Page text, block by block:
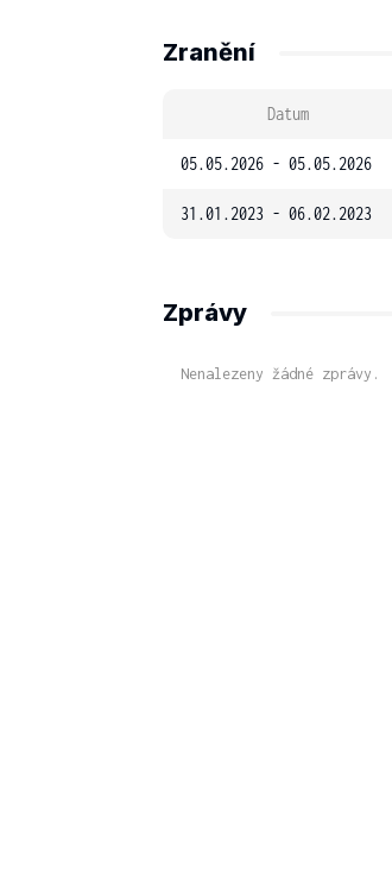
Zranění
Datum
05.05.2026 - 05.05.2026
31.01.2023 - 06.02.2023
Zprávy
Nenalezeny žádné zprávy.